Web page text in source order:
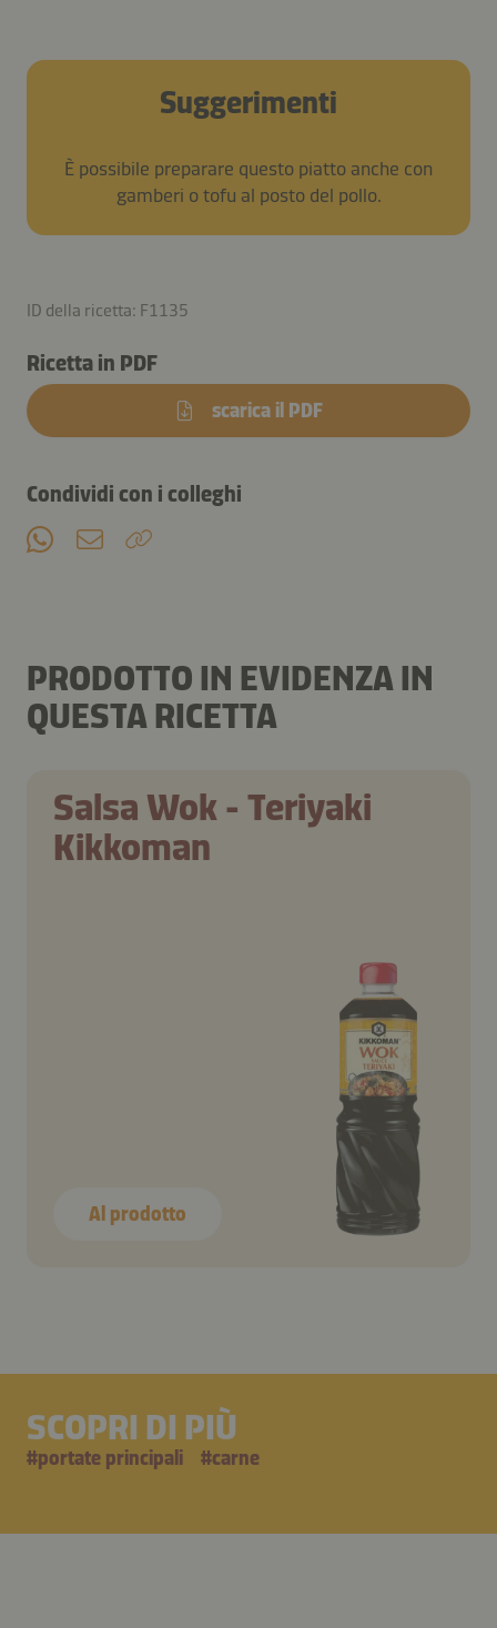
Suggerimenti
È possibile preparare questo piatto anche con
gamberi o tofu al posto del pollo.
ID della ricetta: F1135
Ricetta in PDF
scarica il PDF
Condividi con i colleghi
PRODOTTO IN EVIDENZA IN
QUESTA RICETTA
Salsa Wok - Teriyaki
Kikkoman
Al prodotto
SCOPRI DI PIÙ
#portate principali #carne